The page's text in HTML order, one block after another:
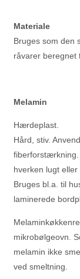
Materiale
Bruges som den
råvarer beregnet
Melamin
Hærdeplast.
Hård, stiv.
fiberforstærkning.
hverken lugt eller
Bruges bl.a. til
laminerede
mikrobølgeovn.
melamin ikke
ved smeltning.